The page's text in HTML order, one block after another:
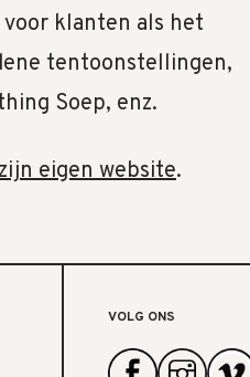
klanten als het
tentoonstellingen,
Soep, enz.
eigen website.
VOLG ONS